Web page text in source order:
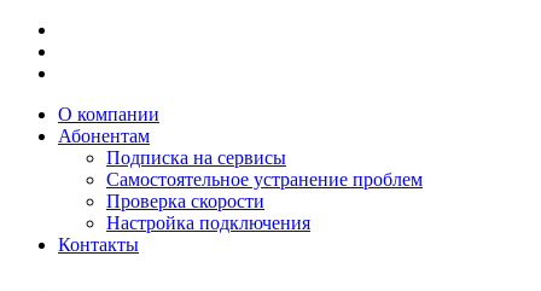
О компании
Абонентам
Подписка на сервисы
Самостоятельное устранение проблем
Проверка скорости
Настройка подключения
Контакты